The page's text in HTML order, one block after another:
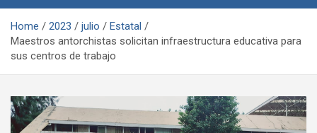
Home 2023 julio
Estatal
Maestros antorchistas solicitan infraestructura educativa para
sus centros de trabajo